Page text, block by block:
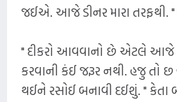
જઈએ. આજે ડીનર મારા તરફથી.
" દીકરો આવવાનો છે એટલે આજે
કરવાની કંઈ જરૂર નથી. હજુ તો
થઈને રસોઈ બનાવી દઈશું. " કેતા